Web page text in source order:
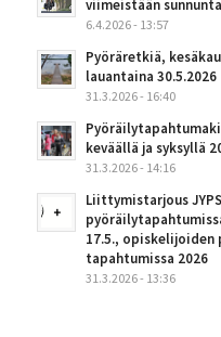
viimeistään
6.4.2026 - 13:57
Pyöräretkiä,
lauantaina 30.5.2026
31.3.2026 - 16:40
keväällä ja syksyllä
31.3.2026 - 14:16
Liittymistarjous
17.5., opiskelijoiden
tapahtumissa 2026
31.3.2026 - 13:36